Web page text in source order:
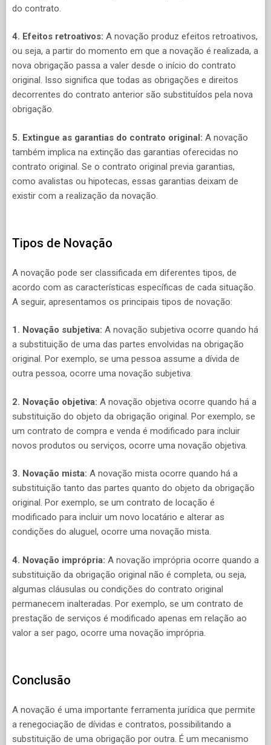
do contrato.
4. Efeitos retroativos: A novação produz efeitos retroativos,
ou seja, a partir do momento em que a novação é realizada, a
nova obrigação passa a valer desde o início do contrato
original. Isso significa que todas as obrigações e direitos
decorrentes do contrato anterior são substituídos pela nova
obrigação.
5. Extingue as garantias do contrato original: A novação
também implica na extinção das garantias oferecidas no
contrato original. Se o contrato original previa garantias,
como avalistas ou hipotecas, essas garantias deixam de
existir com a realização da novação.
Tipos de Novação
A novação pode ser classificada em diferentes tipos, de
acordo com as características específicas de cada situação.
A seguir, apresentamos os principais tipos de novação:
1. Novação subjetiva: A novação subjetiva ocorre quando há
a substituição de uma das partes envolvidas na obrigação
original. Por exemplo, se uma pessoa assume a dívida de
outra pessoa, ocorre uma novação subjetiva.
2. Novação objetiva: A novação objetiva ocorre quando há a
substituição do objeto da obrigação original. Por exemplo, se
um contrato de compra e venda é modificado para incluir
novos produtos ou serviços, ocorre uma novação objetiva.
3. Novação mista: A novação mista ocorre quando há a
substituição tanto das partes quanto do objeto da obrigação
original. Por exemplo, se um contrato de locação é
modificado para incluir um novo locatário e alterar as
condições do aluguel, ocorre uma novação mista.
4. Novação imprópria: A novação imprópria ocorre quando a
substituição da obrigação original não é completa, ou seja,
algumas cláusulas ou condições do contrato original
permanecem inalteradas. Por exemplo, se um contrato de
prestação de serviços é modificado apenas em relação ao
valor a ser pago, ocorre uma novação imprópria.
Conclusão
A novação é uma importante ferramenta jurídica que permite
a renegociação de dívidas e contratos, possibilitando a
substituição de uma obrigação por outra. É um mecanismo